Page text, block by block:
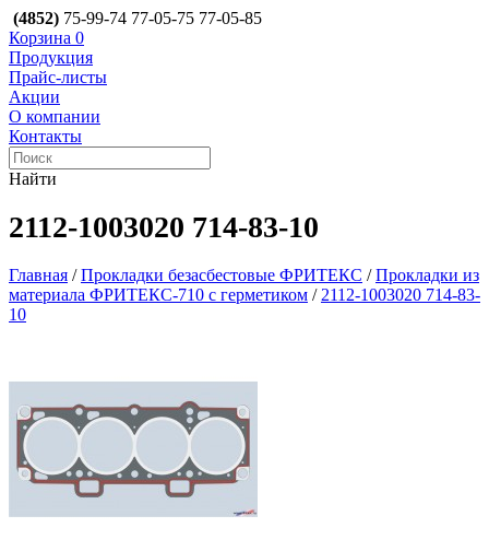
(4852) 75-99-74 77-05-75 77-05-85
Корзина 0
Продукция
Прайс-листы
Акции
О компании
Контакты
Найти
2112-1003020 714-83-10
Главная /Прокладки безасбестовые ФРИТЕКС /Прокладки из
материала ФРИТЕКС-710 с герметиком / 2112-1003020 714-83-
10